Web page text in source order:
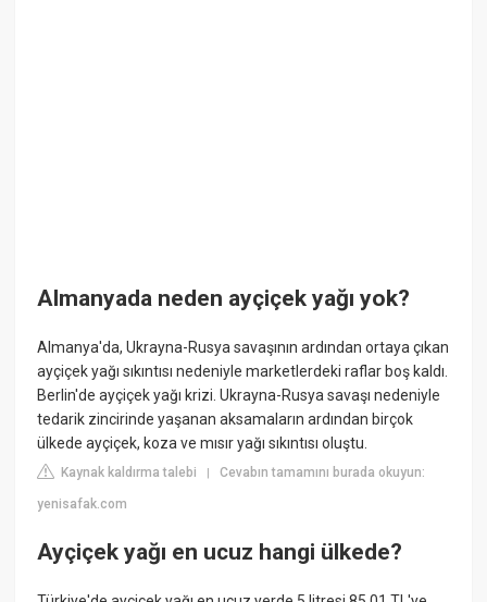
Almanyada neden ayçiçek yağı yok?
Almanya'da, Ukrayna-Rusya savaşının ardından ortaya çıkan
ayçiçek yağı sıkıntısı nedeniyle marketlerdeki raflar boş kaldı.
Berlin'de ayçiçek yağı krizi. Ukrayna-Rusya savaşı nedeniyle
tedarik zincirinde yaşanan aksamaların ardından birçok
ülkede ayçiçek, koza ve mısır yağı sıkıntısı oluştu.
Kaynak kaldırma talebi |Cevabın tamamını burada okuyun:
yenisafak.com
Ayçiçek yağı en ucuz hangi ülkede?